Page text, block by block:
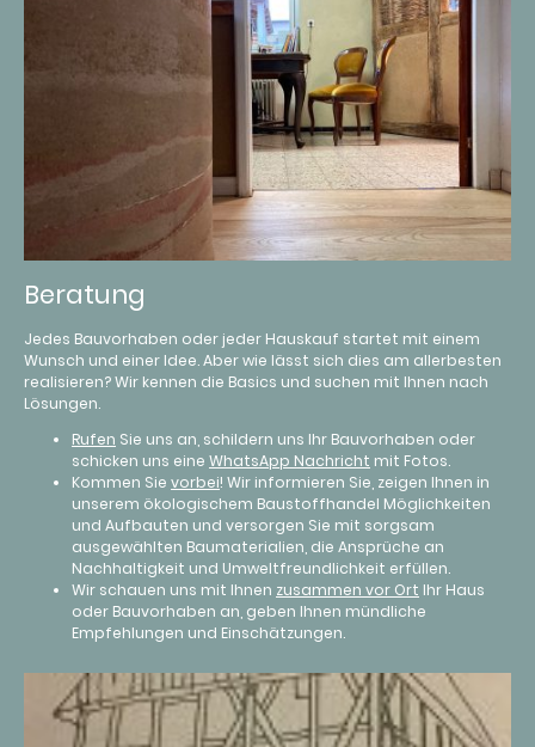
Beratung
Jedes Bauvorhaben oder jeder Hauskauf startet mit einem
Wunsch und einer Idee. Aber wie lässt sich dies am allerbesten
realisieren? Wir kennen die Basics und suchen mit Ihnen nach
Lösungen.
Rufen Sie uns an, schildern uns Ihr Bauvorhaben oder
schicken uns eine WhatsApp Nachricht mit Fotos.
Kommen Sie vorbei! Wir informieren Sie, zeigen Ihnen in
unserem ökologischem Baustoffhandel Möglichkeiten
und Aufbauten und versorgen Sie mit sorgsam
ausgewählten Baumaterialien, die Ansprüche an
Nachhaltigkeit und Umweltfreundlichkeit erfüllen.
Wir schauen uns mit Ihnen zusammen vor Ort Ihr Haus
oder Bauvorhaben an, geben Ihnen mündliche
Empfehlungen und Einschätzungen.